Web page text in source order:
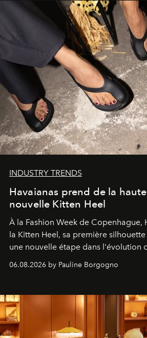
INDUSTRY TRENDS
Havaianas prend de la
nouvelle Kitten Heel
À la Fashion Week de Copenhague,
la Kitten Heel, sa première
une nouvelle étape dans l'évolution
06.08.2026 by Pauline Borgogno